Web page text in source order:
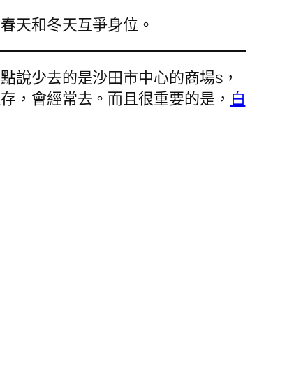
天和冬天互爭身位。
說少去的是沙田市中心的商場s，
，會經常去。而且很重要的是， 白